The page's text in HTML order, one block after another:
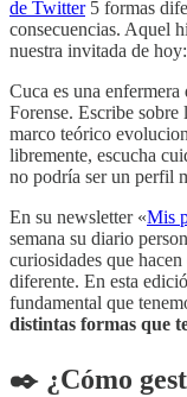
de Twitter5 formas
consecuencias. Aquel
nuestra invitada de
Cuca es una
Forense. Escribe
marco teórico
libremente, escucha
no podría ser un perfil
En su newsletter «Mis
semana su diario
curiosidades que
diferente. En esta
fundamental que
distintas formas que
✒️ ¿Cómo